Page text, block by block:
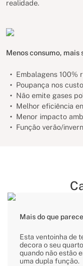
realidade.
Menos consumo, mais
Embalagens 100%
Poupança nos
Não emite gases
Melhor eficiência
Menor impacto
Função verão/
Mais do que parece
Esta ventoinha de
decora o seu
quando não estão
uma dupla função.